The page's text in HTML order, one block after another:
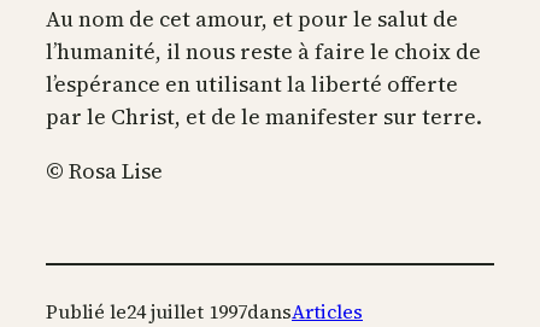
Au nom de cet amour, et pour le salut de
l’humanité, il nous reste à faire le choix de
l’espérance en utilisant la liberté offerte
par le Christ, et de le manifester sur terre.
© Rosa Lise
Publié le24 juillet 1997dansArticles